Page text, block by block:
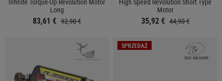
Long
83,61 € 92,90 €
Motor
35,92 € 44,90 €
SPRZEDAŻ